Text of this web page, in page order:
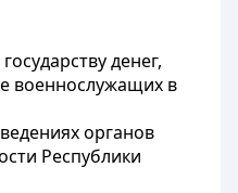
денег,
военнослужащих в
органов
Республики